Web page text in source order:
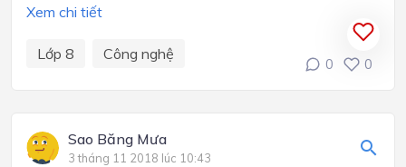
Xem chi tiết
Lớp 8 Công nghệ
0 0
Sao Băng Mưa
3 tháng 11 2018 lúc 10:43